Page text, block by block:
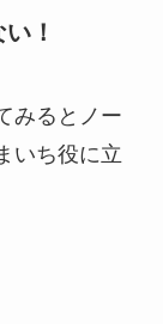
！
みるとノー
いち役に立